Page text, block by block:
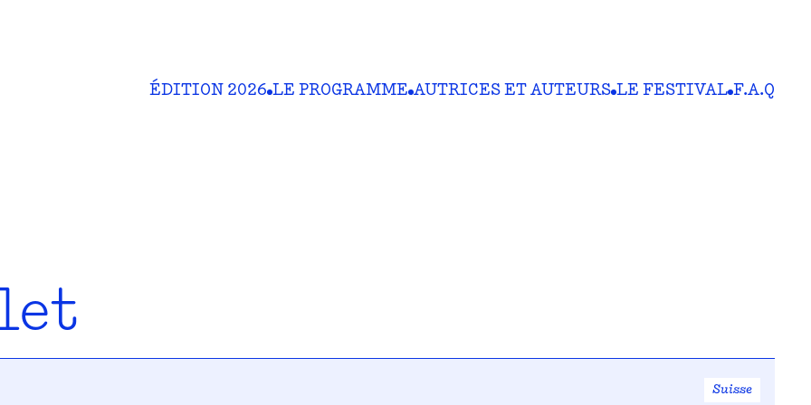
ÉDITION 2026 LE PROGRAMME AUTRICES ET AUTEURS LE FESTIVAL F.A.Q
Suisse